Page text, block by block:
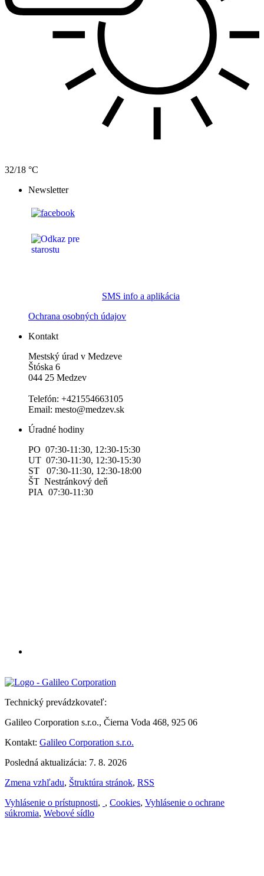
32/18 °C
Newsletter
SMS info a aplikácia
Ochrana osobných údajov
Kontakt
Mestský úrad v Medzeve
Štóska 6
044 25 Medzev
Telefón: +421554663105
Email: mesto@medzev.sk
Úradné hodiny
PO 07:30-11:30, 12:30-15:30
UT 07:30-11:30, 12:30-15:30
ST 07:30-11:30, 12:30-18:00
ŠT Nestránkový deň
PIA 07:30-11:30
Technický prevádzkovateľ:
Galileo Corporation s.r.o., Čierna Voda 468, 925 06
Kontakt: Galileo Corporation s.r.o.
Posledná aktualizácia: 7. 8. 2026
Zmena vzhľadu, Štruktúra stránok, RSS
Vyhlásenie o prístupnosti, , Cookies, Vyhlásenie o ochrane
súkromia, Webové sídlo